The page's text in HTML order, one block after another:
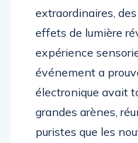
et sonore
extraordinaires,
effets de lumière
expérience
événement a
électronique avait
grandes arènes,